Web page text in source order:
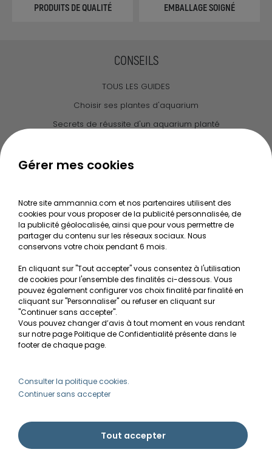
PRODUITS DE QUALITÉ EMBALLAGE SOIGNÉ
CONSEILS
TOUS LES GUIDES
Choisir ses plantes d'aquarium
Secrets de réussite d'un aquarium planté
Le journal d'Ammannia
Recherche de Notices de produits
Mentions légales
Conditions générales de vente
RGPD
MON COMPTE
Avantages
Créer un compte client
Besoin d'aide ?
Gérer mes cookies
Notre site ammannia.com et nos partenaires utilisent des
cookies pour vous proposer de la publicité personnalisée, de
la publicité géolocalisée, ainsi que pour vous permettre de
partager du contenu sur les réseaux sociaux. Nous
conservons votre choix pendant 6 mois.
En cliquant sur "Tout accepter" vous consentez à l'utilisation
de cookies pour l'ensemble des finalités ci-dessous. Vous
pouvez également configurer vos choix finalité par finalité en
cliquant sur "Personnaliser" ou refuser en cliquant sur
"Continuer sans accepter".
Vous pouvez changer d’avis à tout moment en vous rendant
sur notre page Politique de Confidentialité présente dans le
footer de chaque page.
Consulter la politique cookies.
Continuer sans accepter
Tout accepter